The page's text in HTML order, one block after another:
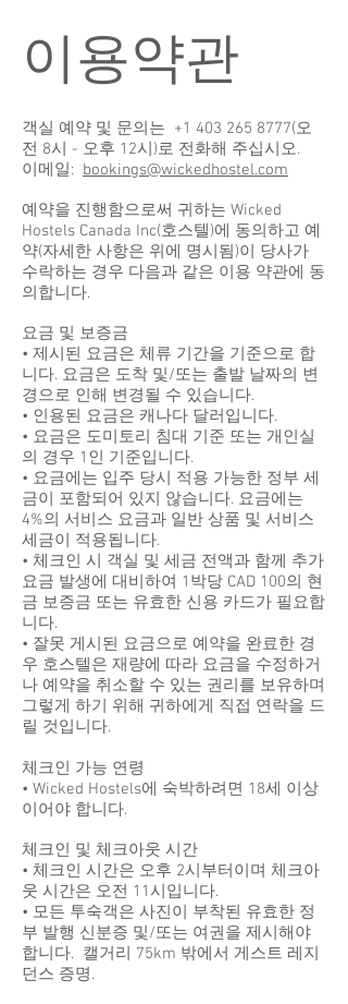
이용약관
객실 예약 및 문의는 +1 403 265 8777(오
전 8시 - 오후 12시)로 전화해 주십시오.
이메일: bookings@wickedhostel.com
예약을 진행함으로써 귀하는 Wicked
Hostels Canada Inc(호스텔)에 동의하고 예
약(자세한 사항은 위에 명시됨)이 당사가
수락하는 경우 다음과 같은 이용 약관에 동
의합니다.
요금 및 보증금
• 제시된 요금은 체류 기간을 기준으로 합
니다. 요금은 도착 및/또는 출발 날짜의 변
경으로 인해 변경될 수 있습니다.
• 인용된 요금은 캐나다 달러입니다.
• 요금은 도미토리 침대 기준 또는 개인실
의 경우 1인 기준입니다.
• 요금에는 입주 당시 적용 가능한 정부 세
금이 포함되어 있지 않습니다. 요금에는
4%의 서비스 요금과 일반 상품 및 서비스
세금이 적용됩니다.
• 체크인 시 객실 및 세금 전액과 함께 추가
요금 발생에 대비하여 1박당 CAD 100의 현
금 보증금 또는 유효한 신용 카드가 필요합
니다.
• 잘못 게시된 요금으로 예약을 완료한 경
우 호스텔은 재량에 따라 요금을 수정하거
나 예약을 취소할 수 있는 권리를 보유하며
그렇게 하기 위해 귀하에게 직접 연락을 드
릴 것입니다.
체크인 가능 연령
• Wicked Hostels에 숙박하려면 18세 이상
이어야 합니다.
체크인 및 체크아웃 시간
• 체크인 시간은 오후 2시부터이며 체크아
웃 시간은 오전 11시입니다.
• 모든 투숙객은 사진이 부착된 유효한 정
부 발행 신분증 및/또는 여권을 제시해야
합니다. 캘거리 75km 밖에서 게스트 레지
던스 증명.